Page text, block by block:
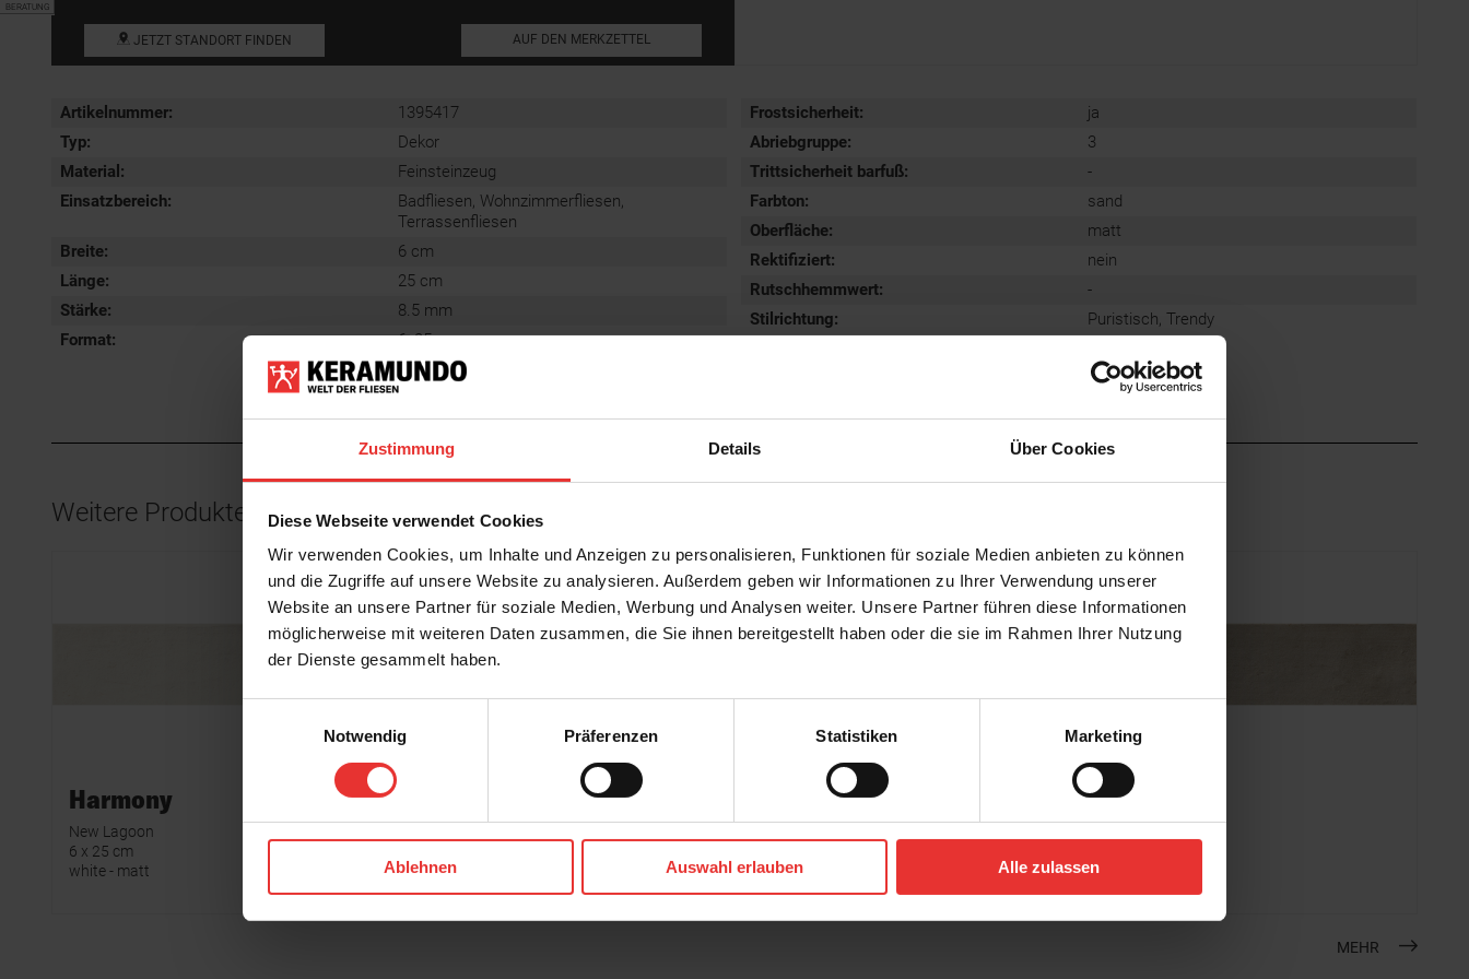
Zustimmung Details Über Cookies
Diese Webseite verwendet Cookies
Wir verwenden Cookies, um Inhalte und Anzeigen zu personalisieren, Funktionen für soziale Medien anbieten zu können
und die Zugriffe auf unsere Website zu analysieren. Außerdem geben wir Informationen zu Ihrer Verwendung unserer
Website an unsere Partner für soziale Medien, Werbung und Analysen weiter. Unsere Partner führen diese Informationen
möglicherweise mit weiteren Daten zusammen, die Sie ihnen bereitgestellt haben oder die sie im Rahmen Ihrer Nutzung
der Dienste gesammelt haben.
Notwendig
Präferenzen Statistiken Marketing
Ablehnen Auswahl erlauben Alle zulassen
JETZT STANDORT FINDEN AUF DEN MERKZETTEL
Artikelnummer:
1395417
Typ:
Dekor
Material:
Feinsteinzeug
Einsatzbereich:
Badfliesen, Wohnzimmerfliesen,
Terrassenfliesen
Breite:
6 cm
Länge:
25 cm
Stärke:
8.5 mm
Format: 6x25 cm
Frostsicherheit:
ja
Abriebgruppe:
3
Trittsicherheit barfuß:
-
Farbton:
sand
Oberfläche:
matt
Rektifiziert:
nein
Rutschhemmwert:
-
Stilrichtung: Puristisch, Trendy
Weitere Produkte aus der Serie
Harmony
New Lagoon
6 x 25 cm
white - matt
anthracite - matt
Harmony
green - matt
Harmony
MEHR
BERATUNG